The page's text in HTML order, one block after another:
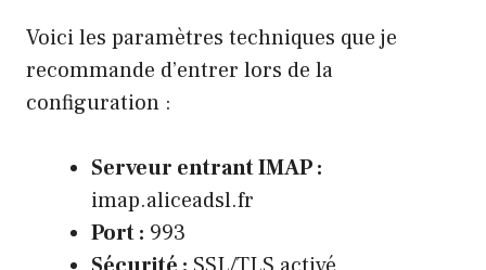
Voici les paramètres techniques que je
recommande d’entrer lors de la
configuration :
Serveur entrant IMAP :
imap.aliceadsl.fr
Port : 993